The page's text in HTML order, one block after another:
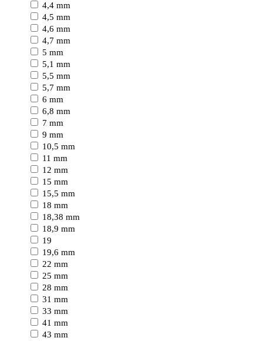
4,4 mm
4,5 mm
4,6 mm
4,7 mm
5 mm
5,1 mm
5,5 mm
5,7 mm
6 mm
6,8 mm
7 mm
9 mm
10,5 mm
11 mm
12 mm
15 mm
15,5 mm
18 mm
18,38 mm
18,9 mm
19
19,6 mm
22 mm
25 mm
28 mm
31 mm
33 mm
41 mm
43 mm